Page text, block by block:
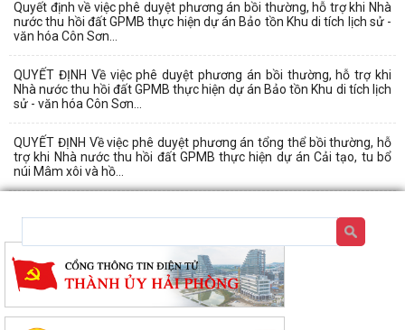
Quyết định về việc phê duyệt phương án bồi thường, hỗ trợ khi Nhà
nước thu hồi đất GPMB thực hiện dự án Bảo tồn Khu di tích lịch sử -
văn hóa Côn Sơn...
QUYẾT ĐỊNH Về việc phê duyệt phương án bồi thường, hỗ trợ khi
Nhà nước thu hồi đất GPMB thực hiện dự án Bảo tồn Khu di tích lịch
sử - văn hóa Côn Sơn...
QUYẾT ĐỊNH Về việc phê duyệt phương án tổng thể bồi thường, hỗ
trợ khi Nhà nước thu hồi đất GPMB thực hiện dự án Cải tạo, tu bổ
núi Mâm xôi và hồ...